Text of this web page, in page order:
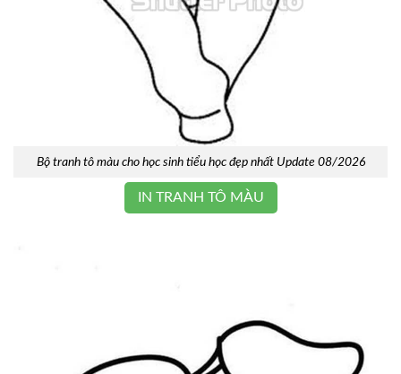
Bộ tranh tô màu cho học sinh tiểu học đẹp nhất Update 08/2026
IN TRANH TÔ MÀU